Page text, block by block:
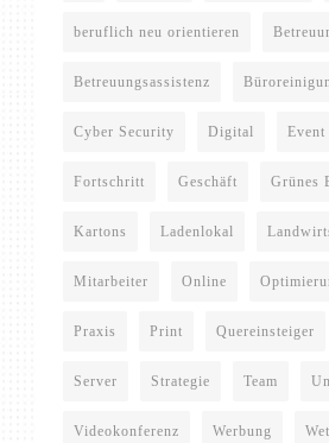
beruflich neu orientieren
Betreuungsassistenz
Cyber Security Digital Event
Fortschritt Geschäft Grünes
Kartons Ladenlokal
Mitarbeiter Online
Praxis Print Quereinsteiger
Server Strategie Team
Videokonferenz Werbung